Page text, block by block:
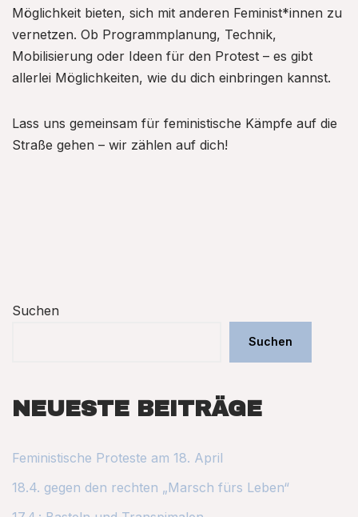
Möglichkeit bieten, sich mit anderen Feminist*innen zu
vernetzen. Ob Programmplanung, Technik,
Mobilisierung oder Ideen für den Protest – es gibt
allerlei Möglichkeiten, wie du dich einbringen kannst.
Lass uns gemeinsam für feministische Kämpfe auf die
Straße gehen – wir zählen auf dich!
Suchen
Suchen
NEUESTE BEITRÄGE
Feministische Proteste am 18. April
18.4. gegen den rechten „Marsch fürs Leben“